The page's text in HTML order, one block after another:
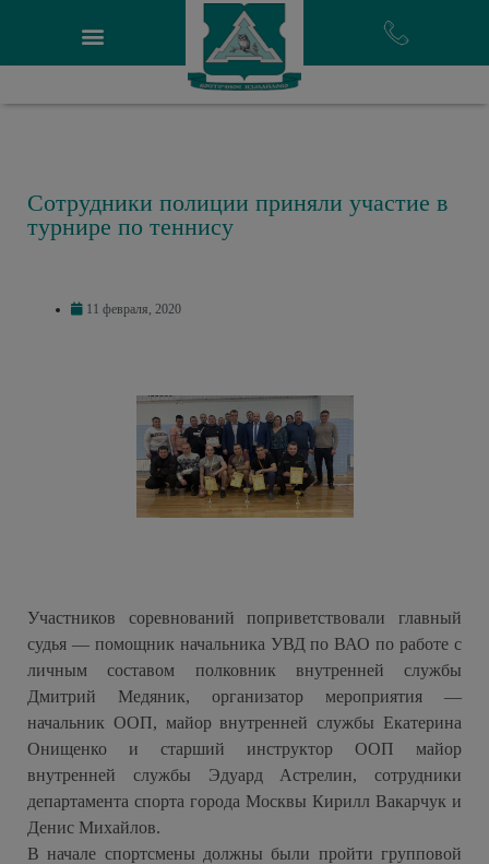
Сотрудники полиции приняли участие в
турнире по теннису
11 февраля, 2020
Участников соревнований поприветствовали главный
судья — помощник начальника УВД по ВАО по работе с
личным составом полковник внутренней службы
Дмитрий Медяник, организатор мероприятия —
начальник ООП, майор внутренней службы Екатерина
Онищенко и старший инструктор ООП майор
внутренней службы Эдуард Астрелин, сотрудники
департамента спорта города Москвы Кирилл Вакарчук и
Денис Михайлов.
В начале спортсмены должны были пройти групповой